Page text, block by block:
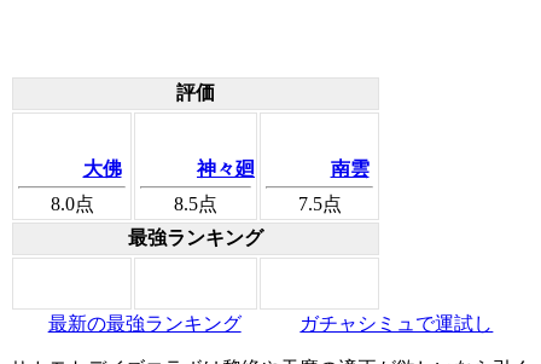
評価
大佛
8.0点
神々廻
8.5点
南雲
7.5点
最強ランキング
最新の最強ランキング ガチャシミュで運試し